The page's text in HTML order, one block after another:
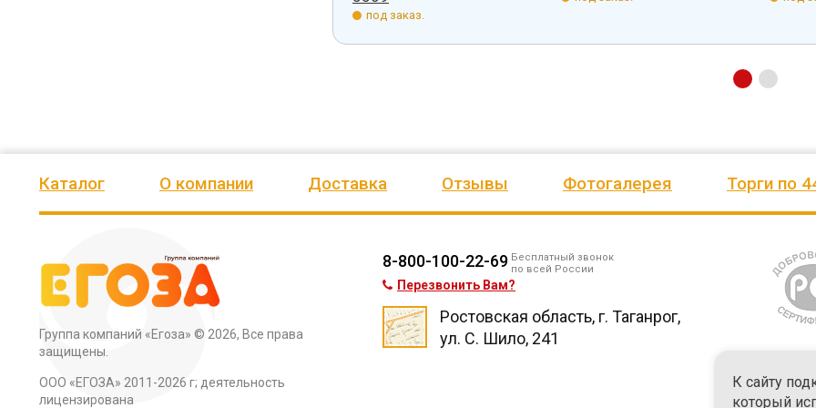
под заказ.
Каталог О компании Доставка Отзывы Фотогалерея Торги по
Группа компаний «Егоза» © 2026, Все права
защищены.
ООО «ЕГОЗА» 2011-2026 г; деятельность
лицензирована
8-800-100-22-69 Бесплатный звонок
по всей России
Перезвонить Вам?
Ростовская область, г. Таганрог,
ул. С. Шило, 241
К сайту
который